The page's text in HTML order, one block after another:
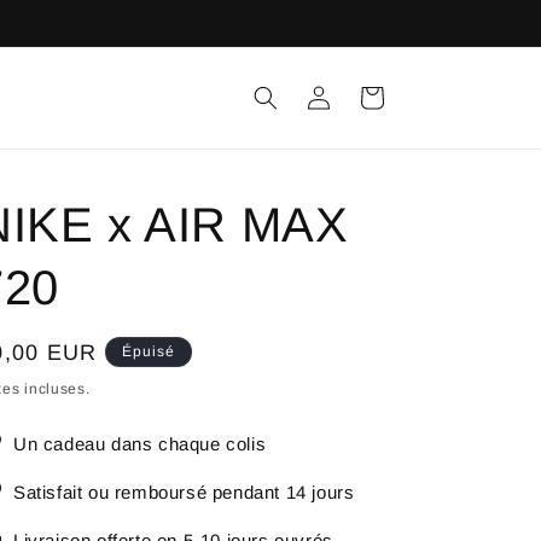
ConnexionPanier
x AIR MAX
EUR Épuisé
incluses.
Un cadeau dans chaque colis
Satisfait ou remboursé pendant 14 jours